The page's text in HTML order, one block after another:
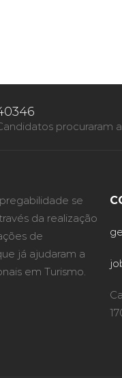
procuraram
se
da realização
de
já ajudaram a
em Turismo.